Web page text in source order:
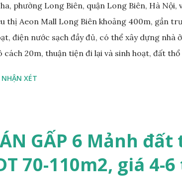
phường Long Biên, quận Long Biên, Hà Nội,
thị Aeon Mall Long Biên khoảng 400m, gần
điện nước sạch đầy đủ, có thể xây dựng nhà
cách 20m, thuận tiện đi lại và sinh hoạt, đất
Miễn trung gian & Quảng cáo trực
XÉT
GẤP 6 Mảnh
70-110m2, giá 4-6